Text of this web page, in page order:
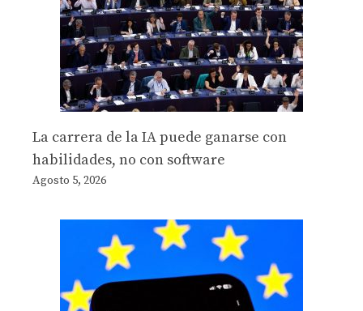
La carrera de la IA puede ganarse con
habilidades, no con software
Agosto 5, 2026